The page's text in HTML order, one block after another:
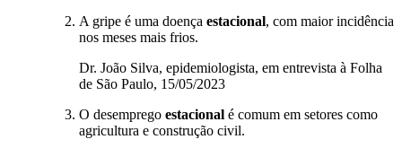
A gripe é uma doença estacional, com maior incidência
nos meses mais frios.
Dr. João Silva, epidemiologista, em entrevista à Folha
de São Paulo, 15/05/2023
O desemprego estacional é comum em setores como
agricultura e construção civil.